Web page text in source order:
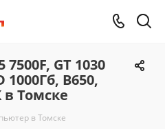
GT 1030
1000Гб, B650,
в Томске
в Томске